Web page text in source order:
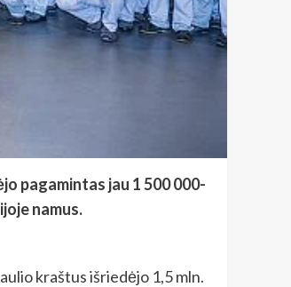
pagamintas jau 1 500 000-
namus.
kraštus išriedėjo 1,5 mln.